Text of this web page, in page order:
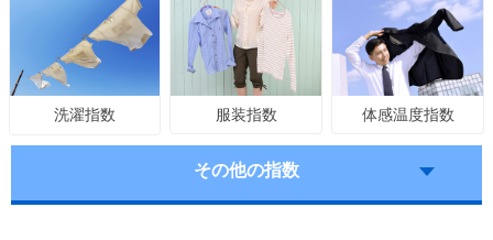
洗濯指数 服装指数 体感温度指数
その他の指数